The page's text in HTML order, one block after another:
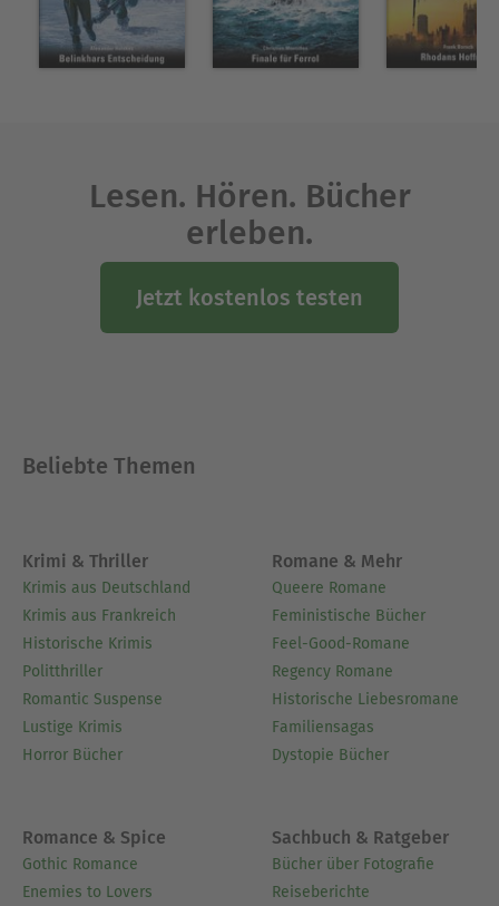
Lesen. Hören. Bücher
erleben.
Jetzt kostenlos testen
Beliebte Themen
Krimi & Thriller
Krimis aus Deutschland
Krimis aus Frankreich
Historische Krimis
Politthriller
Romantic Suspense
Lustige Krimis
Horror Bücher
Romane & Mehr
Queere Romane
Feministische Bücher
Feel-Good-Romane
Regency Romane
Historische Liebesromane
Familiensagas
Dystopie Bücher
Romance & Spice
Gothic Romance
Enemies to Lovers
Sachbuch & Ratgeber
Bücher über Fotografie
Reiseberichte